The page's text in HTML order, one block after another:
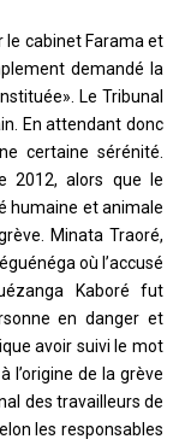
le cabinet Farama et
demandé la
Le Tribunal
En attendant donc
certaine sérénité.
2012, alors que le
humaine et animale
Minata Traoré,
où l’accusé
Kaboré fut
en danger et
avoir suivi le mot
l’origine de la grève
des travailleurs de
les responsables